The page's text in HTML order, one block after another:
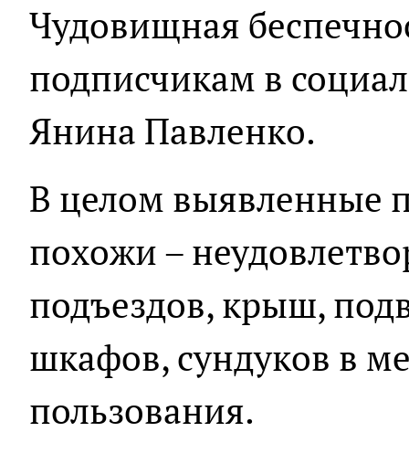
Чудовищная
подписчикам в
Янина Павленко.
В целом выявленные
похожи –
подъездов, крыш,
шкафов, сундуков в
пользования.